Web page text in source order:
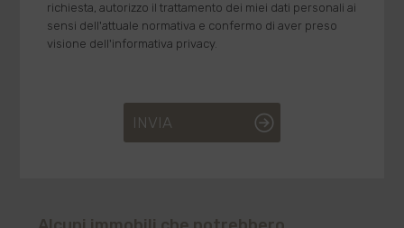
richiesta, autorizzo il trattamento dei miei dati personali ai
sensi dell'attuale normativa e confermo di aver preso
visione dell'informativa privacy.
INVIA